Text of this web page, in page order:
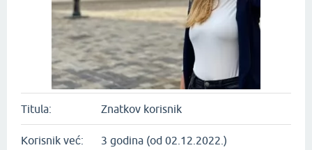
Titula: Znatkov korisnik
Korisnik već: 3 godina (od 02.12.2022.)